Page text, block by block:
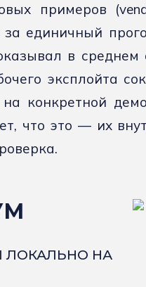
примеров
единичный
в среднем
эксплойта
конкретной
что это — их
ЛОКАЛЬНО НА